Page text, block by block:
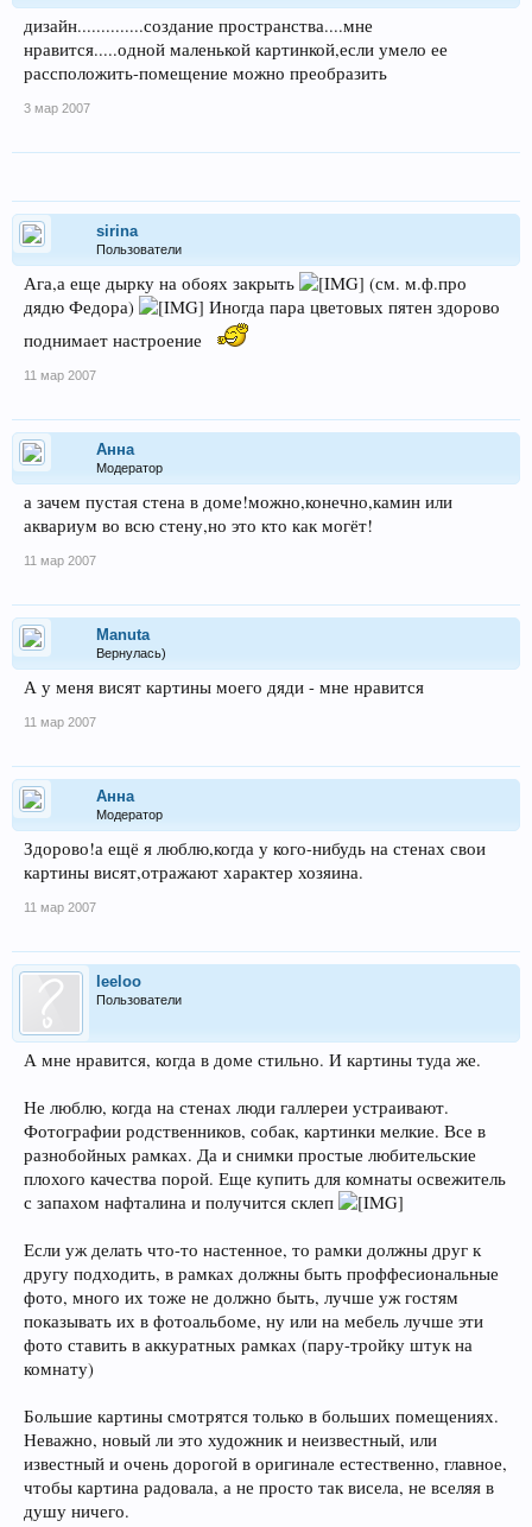
дизайн..............создание пространства....мне
нравится.....одной маленькой картинкой,если умело ее
рассположить-помещение можно преобразить
3 мар 2007
sirina
Пользователи
Ага,а еще дырку на обоях закрыть
(см. м.ф.про
дядю Федора)
Иногда пара цветовых пятен здорово
поднимает настроение
11 мар 2007
Анна
Модератор
а зачем пустая стена в доме!можно,конечно,камин или
аквариум во всю стену,но это кто как могёт!
11 мар 2007
Manuta
Вернулась)
А у меня висят картины моего дяди - мне нравится
11 мар 2007
Анна
Модератор
Здорово!а ещё я люблю,когда у кого-нибудь на стенах свои
картины висят,отражают характер хозяина.
11 мар 2007
leeloo
Пользователи
А мне нравится, когда в доме стильно. И картины туда же.
Не люблю, когда на стенах люди галлереи устраивают.
Фотографии родственников, собак, картинки мелкие. Все в
разнобойных рамках. Да и снимки простые любительские
плохого качества порой. Еще купить для комнаты освежитель
с запахом нафталина и получится склеп
Если уж делать что-то настенное, то рамки должны друг к
другу подходить, в рамках должны быть проффесиональные
фото, много их тоже не должно быть, лучше уж гостям
показывать их в фотоальбоме, ну или на мебель лучше эти
фото ставить в аккуратных рамках (пару-тройку штук на
комнату)
Большие картины смотрятся только в больших помещениях.
Неважно, новый ли это художник и неизвестный, или
известный и очень дорогой в оригинале естественно, главное,
чтобы картина радовала, а не просто так висела, не вселяя в
душу ничего.